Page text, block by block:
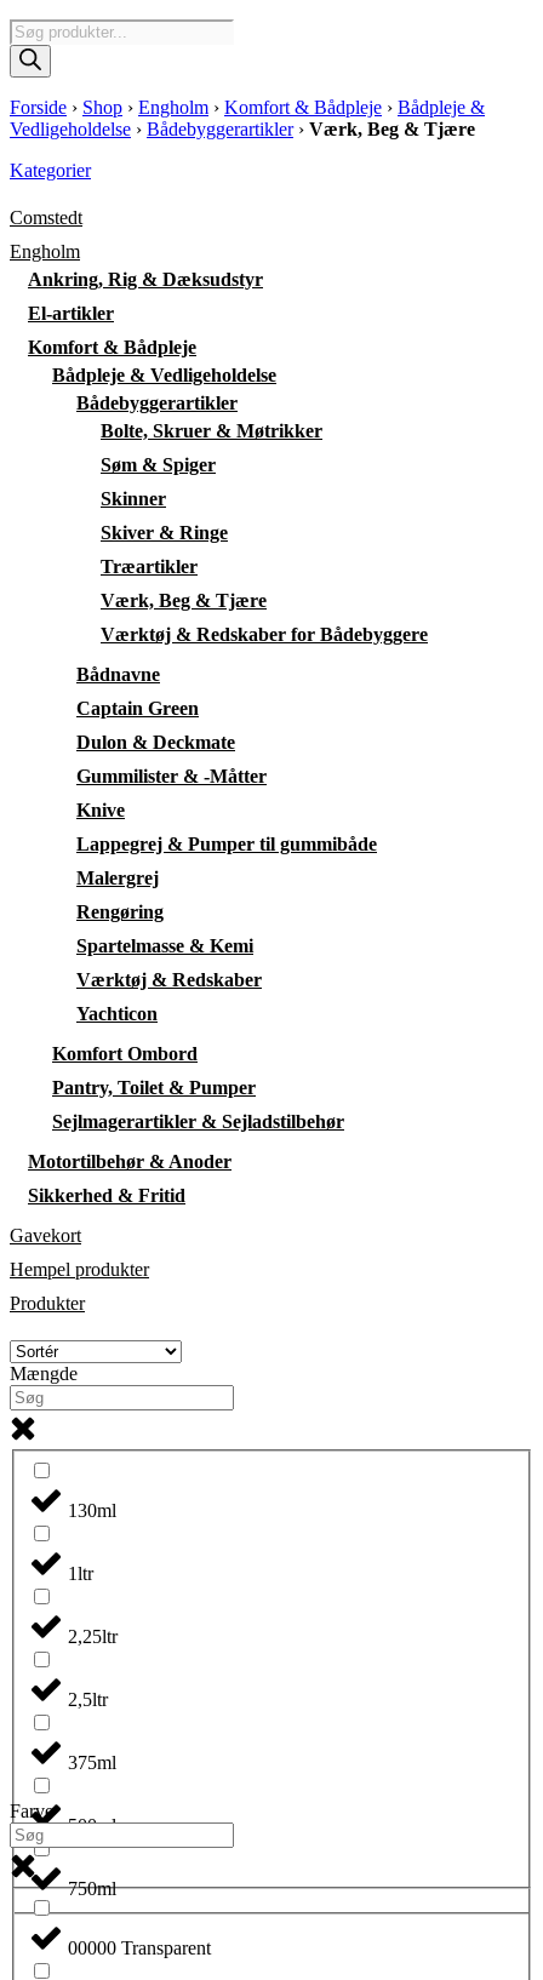
Products
search
Forside › Shop › Engholm › Komfort & Bådpleje › Bådpleje &
Vedligeholdelse › Bådebyggerartikler› Værk, Beg & Tjære
Kategorier
Comstedt
Engholm
Ankring, Rig & Dæksudstyr
El-artikler
Komfort & Bådpleje
Bådpleje & Vedligeholdelse
Bådebyggerartikler
Bolte, Skruer & Møtrikker
Søm & Spiger
Skinner
Skiver & Ringe
Træartikler
Værk, Beg & Tjære
Værktøj & Redskaber for Bådebyggere
Bådnavne
Captain Green
Dulon & Deckmate
Gummilister & -Måtter
Knive
Lappegrej & Pumper til gummibåde
Malergrej
Rengøring
Spartelmasse & Kemi
Værktøj & Redskaber
Yachticon
Komfort Ombord
Pantry, Toilet & Pumper
Sejlmagerartikler & Sejladstilbehør
Motortilbehør & Anoder
Sikkerhed & Fritid
Gavekort
Hempel produkter
Produkter
Mængde
130ml
1ltr
2,25ltr
2,5ltr
375ml
500ml
750ml
Farve
00000 Transparent